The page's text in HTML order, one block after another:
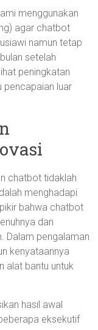
menggunakan
agar chatbot
namun tetap
setelah
peningkatan
pencapaian luar
chatbot tidaklah
menghadapi
bahwa chatbot
dan
Dalam pengalaman
kenyataannya
alat bantu untuk
hasil awal
eksekutif